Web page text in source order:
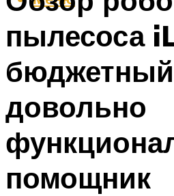
пылесоса
довольно
помощник